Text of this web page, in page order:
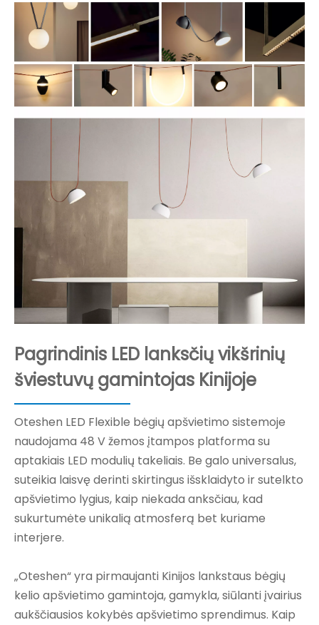
Pagrindinis LED lanksčių vikšrinių
šviestuvų gamintojas Kinijoje
Oteshen LED Flexible bėgių apšvietimo sistemoje
naudojama 48 V žemos įtampos platforma su
aptakiais LED modulių takeliais. Be galo universalus,
suteikia laisvę derinti skirtingus išsklaidyto ir sutelkto
apšvietimo lygius, kaip niekada anksčiau, kad
sukurtumėte unikalią atmosferą bet kuriame
interjere.
„Oteshen“ yra pirmaujanti Kinijos lankstaus bėgių
kelio apšvietimo gamintoja, gamykla, siūlanti įvairius
aukščiausios kokybės apšvietimo sprendimus. Kaip